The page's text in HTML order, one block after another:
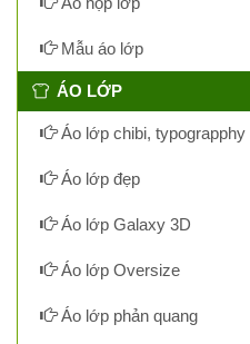
Mẫu áo lớp
ÁO LỚP
Áo lớp chibi, typograpphy
Áo lớp đẹp
Áo lớp Galaxy 3D
Áo lớp Oversize
Áo lớp phản quang